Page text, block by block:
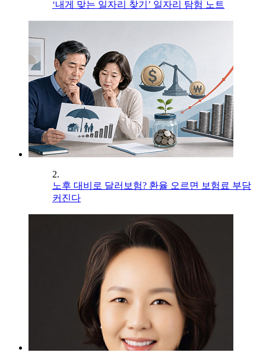
‘내게 맞는 일자리 찾기’ 일자리 탐험 노트
2.
노후 대비로 달러보험? 환율 오르면 보험료 부담
커진다